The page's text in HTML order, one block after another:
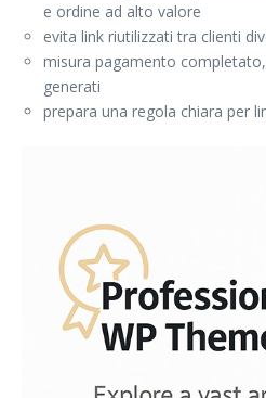
e ordine ad alto valore
evita link riutilizzati tra clienti
misura pagamento
generati
prepara una regola chiara per